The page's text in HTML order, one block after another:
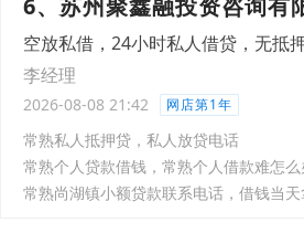
6、苏州聚鑫融投资咨询有
空放私借，24小时私人借贷，无抵
李经理
2026-08-08 21:42 网店第1年
常熟私人抵押贷，私人放贷电话
常熟个人贷款借钱，常熟个人借款难怎么
常熟尚湖镇小额贷款联系电话，借钱当天